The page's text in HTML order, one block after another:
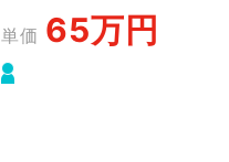
単価 65万円